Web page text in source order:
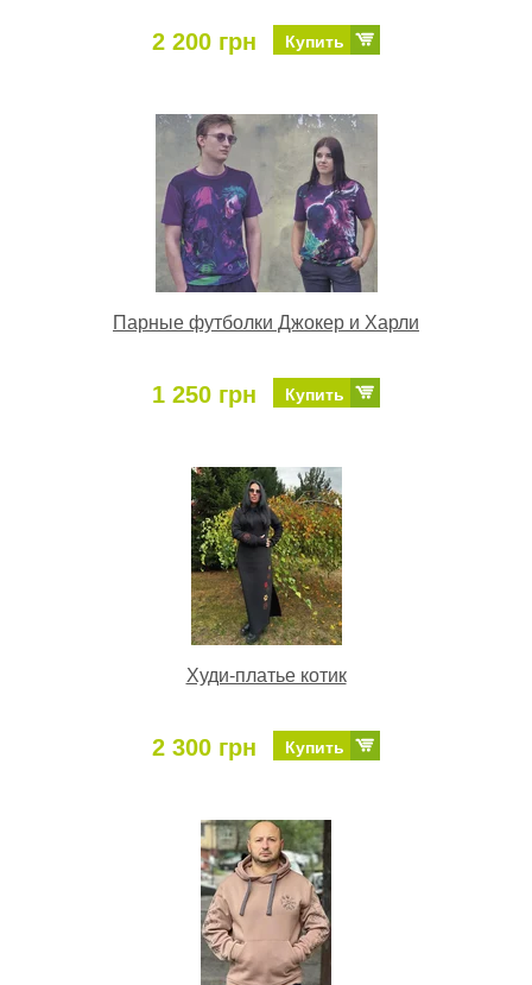
2 200 грн Купить
Парные футболки Джокер и Харли
1 250 грн Купить
Худи-платье котик
2 300 грн Купить